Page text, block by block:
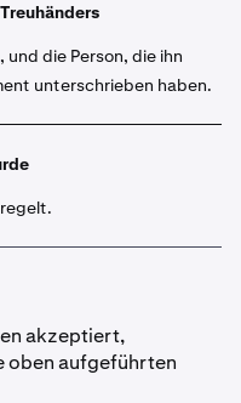
die Person, die ihn
unterschrieben haben.
akzeptiert,
oben aufgeführten